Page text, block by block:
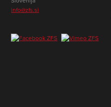
info@zfs.si